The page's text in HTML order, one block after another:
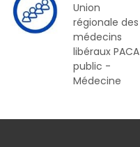
Union
régionale des
médecins
libéraux PACA
public -
Médecine